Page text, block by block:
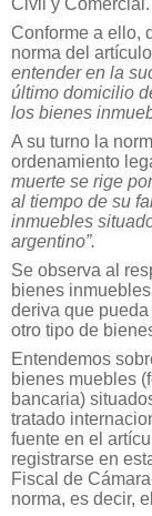
Conforme a ello,
norma del
entender en la
último domicilio
los bienes
A su turno la
ordenamiento
muerte se rige
al tiempo de su
inmuebles
argentino”.
Se observa al
bienes
deriva que
otro tipo de
Entendemos
bienes muebles
bancaria)
tratado
fuente en el
registrarse en
Fiscal de
norma, es decir,